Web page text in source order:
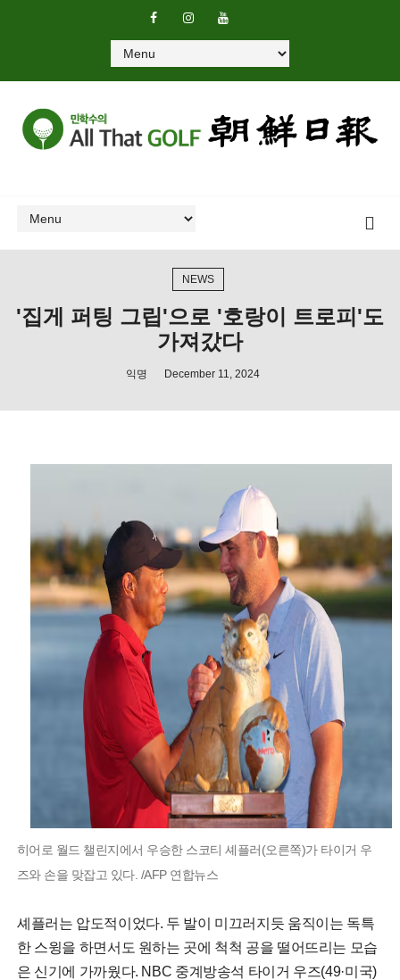
NEWS
'집게 퍼팅 그립'으로 '호랑이 트로피'도
가져갔다
익명 December 11, 2024
히어로 월드 챌린지에서 우승한 스코티 셰플러(오른쪽)가 타이거 우
즈와 손을 맞잡고 있다. /AFP 연합뉴스
셰플러는 압도적이었다. 두 발이 미끄러지듯 움직이는 독특
한 스윙을 하면서도 원하는 곳에 척척 공을 떨어뜨리는 모습
은 신기에 가까웠다. NBC 중계방송석 타이거 우즈(49·미국)